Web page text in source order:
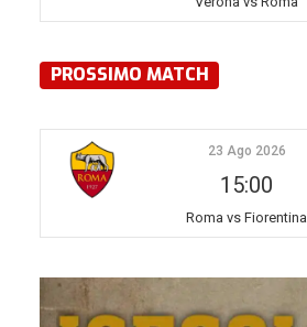
PROSSIMO MATCH
23 Ago 2026
15:00
Roma vs Fiorentina